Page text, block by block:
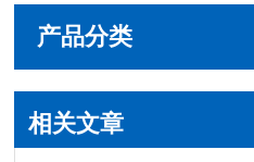
产品分类
相关文章